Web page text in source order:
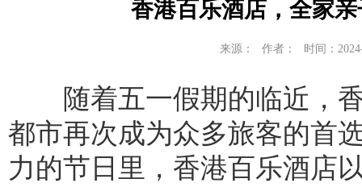
香港百乐酒店，全家
来源： 作者： 时间：
随着五一假期的临近，香
都市再次成为众多旅客的首
力的节日里，香港百乐酒店